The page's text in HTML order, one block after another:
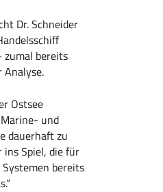
Dr. Schneider
zumal bereits
Ostsee
und
dauerhaft zu
ins Spiel, die für
bereits